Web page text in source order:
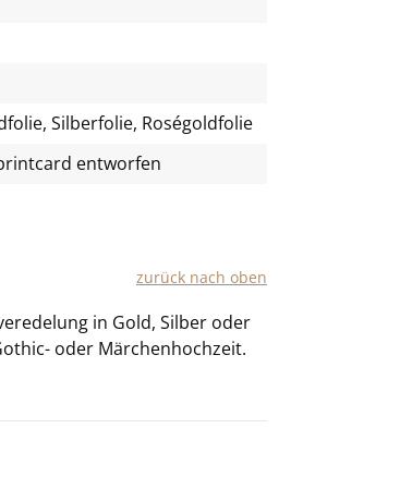
Silberfolie, Roségoldfolie
entworfen
zu­rück nach oben
in Gold, Sil­ber oder
oder Mär­chen­hoch­zeit.